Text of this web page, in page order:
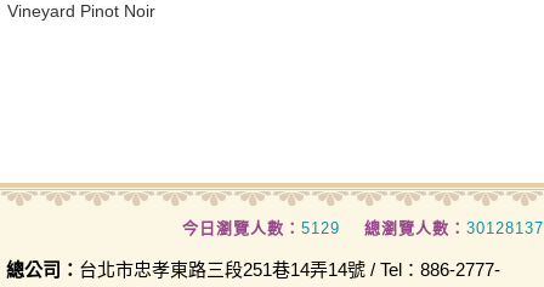
Vineyard Pinot Noir
今日瀏覽人數： 5129 總瀏覽人數： 30128137
總公司： 台北市忠孝東路三段251巷14弄14號 / Tel：886-2777-